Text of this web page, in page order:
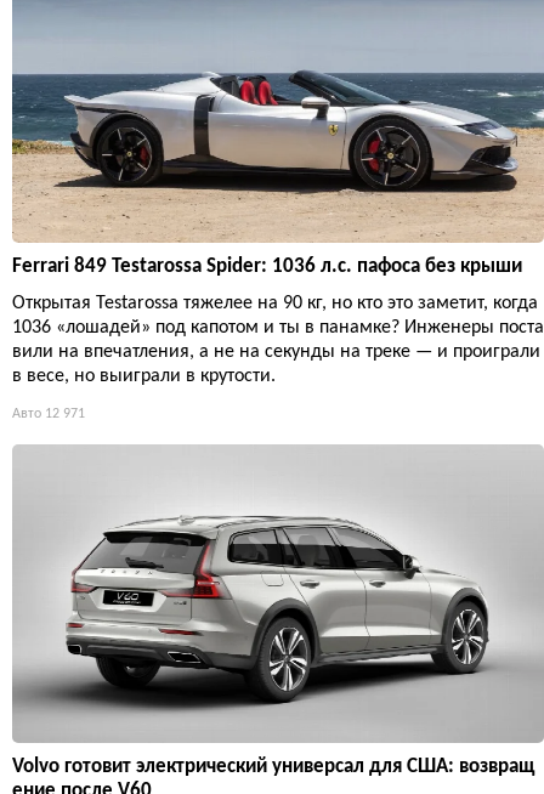
Ferrari 849 Testarossa Spider: 1036 л.с. пафоса без крыши
Открытая Testarossa тяжелее на 90 кг, но кто это заметит, когда
1036 «лошадей» под капотом и ты в панамке? Инженеры поста
вили на впечатления, а не на секунды на треке — и проиграли
в весе, но выиграли в крутости.
Авто 12 971
Volvo готовит электрический универсал для США: возвращ